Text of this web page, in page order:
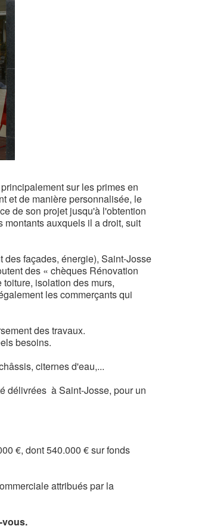
sur les primes en
et de manière personnalisée, le
de son projet jusqu'à l'obtention
auxquels il a droit, suit
façades, énergie), Saint-Josse
des « chèques Rénovation
isolation des murs,
les commerçants qui
des travaux.
besoins.
citernes d'eau,...
délivrées à Saint-Josse, pour un
€, dont 540.000 € sur fonds
attribués par la
vous.